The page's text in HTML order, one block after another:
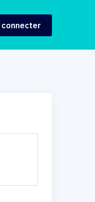
connecter